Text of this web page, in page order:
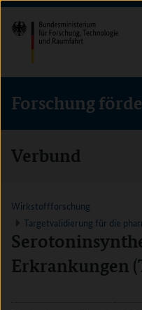
Direkt
zum
Inhalt
(Eingabetaste)
Direkt
zum
Hauptmenu
(Eingabetaste)
Direkt
zur
Suche
(Eingabetaste)
Forschung
Verbund
Wirkstoffforschung
Targetvalidierung für die
Erkrankungen